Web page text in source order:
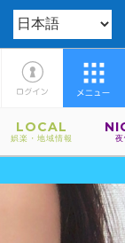
LOCAL
娯楽・地域情報